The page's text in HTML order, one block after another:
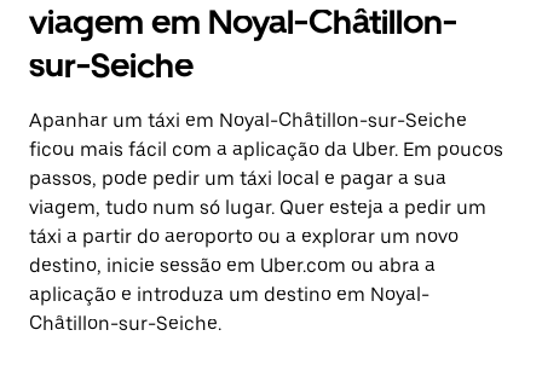
viagem em Noyal-Châtillon-
sur-Seiche
Apanhar um táxi em Noyal-Châtillon-sur-Seiche
ficou mais fácil com a aplicação da Uber. Em poucos
passos, pode pedir um táxi local e pagar a sua
viagem, tudo num só lugar. Quer esteja a pedir um
táxi a partir do aeroporto ou a explorar um novo
destino, inicie sessão em Uber.com ou abra a
aplicação e introduza um destino em Noyal-
Châtillon-sur-Seiche.